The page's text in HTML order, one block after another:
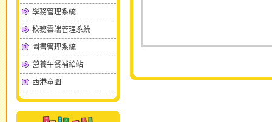
學務管理系統
校務雲端管理系統
圖書管理系統
營養午餐補給站
西港童園